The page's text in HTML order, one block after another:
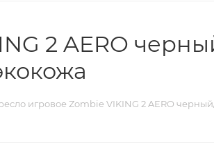
2 AERO
игровое Zombie VIKING 2 AERO